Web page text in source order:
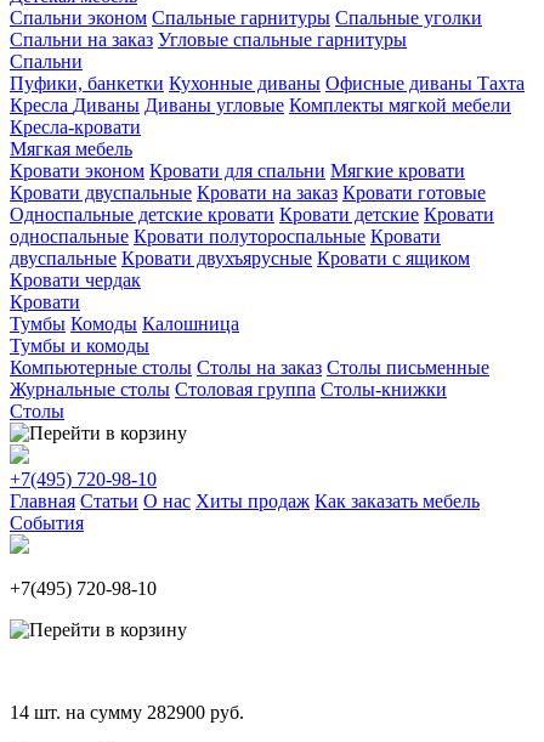
Спальни эконом Спальные гарнитуры Спальные уголки
Спальни на заказ Угловые спальные гарнитуры
Спальни
Пуфики, банкетки Кухонные диваны Офисные диваны Тахта
Кресла Диваны Диваны угловые Комплекты мягкой мебели
Кресла-кровати
Мягкая мебель
Кровати эконом Кровати для спальни Мягкие кровати
Кровати двуспальные Кровати на заказ Кровати готовые
Односпальные детские кровати Кровати детские Кровати
односпальные Кровати полутороспальные Кровати
двуспальные Кровати двухъярусные Кровати с ящиком
Кровати чердак
Кровати
Тумбы Комоды Калошница
Тумбы и комоды
Компьютерные столы Столы на заказ Столы письменные
Журнальные столы Столовая группа Столы-книжки
Столы
+7(495) 720-98-10
Главная Статьи О нас Хиты продаж Как заказать мебель
События
+7(495) 720-98-10
14 шт. на сумму 282900 руб.